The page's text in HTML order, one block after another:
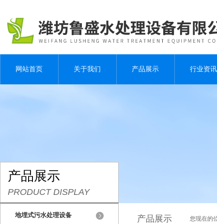
网站首页 关于我们 产品展示 行业资讯
产品展示
PRODUCT DISPLAY
地埋式污水处理设备 产品展示 您现在的